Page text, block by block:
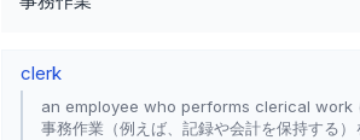
clerk
an employee who performs clerical
事務作業（例えば、記録や会計を保持する）